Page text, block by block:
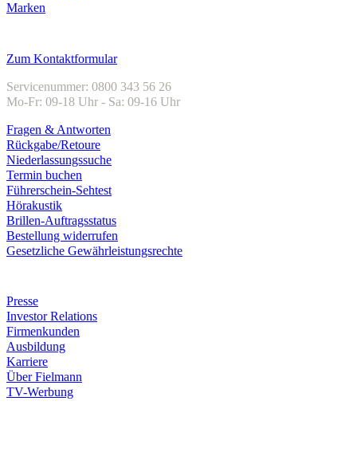
Marken
Zum Kontaktformular
Servicenummer: 0800 343 56 26
Mo-Fr: 09-18 Uhr - Sa: 09-16 Uhr
Fragen & Antworten
Rückgabe/Retoure
Niederlassungssuche
Termin buchen
Führerschein-Sehtest
Hörakustik
Brillen-Auftragsstatus
Bestellung widerrufen
Gesetzliche Gewährleistungsrechte
Presse
Investor Relations
Firmenkunden
Ausbildung
Karriere
Über Fielmann
TV-Werbung